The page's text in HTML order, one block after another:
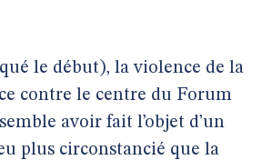
le début), la violence de la
contre le centre du Forum
avoir fait l’objet d’un
plus circonstancié que la